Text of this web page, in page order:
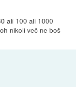
ali 100 ali 1000
nikoli več ne boš